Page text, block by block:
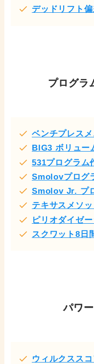
デッドリフト
プログラ
ベンチプレス
BIG3 ボリュー
531プログラム
Smolovプログ
Smolov Jr. プ
テキサスメソ
ピリオダイゼ
スクワット8日
パワ
ウィルクスス